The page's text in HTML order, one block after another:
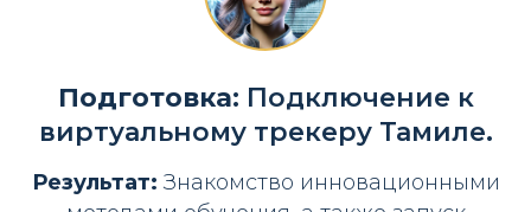
Подготовка: Подключение к
виртуальному трекеру Тамиле.
Результат: Знакомство инновационными